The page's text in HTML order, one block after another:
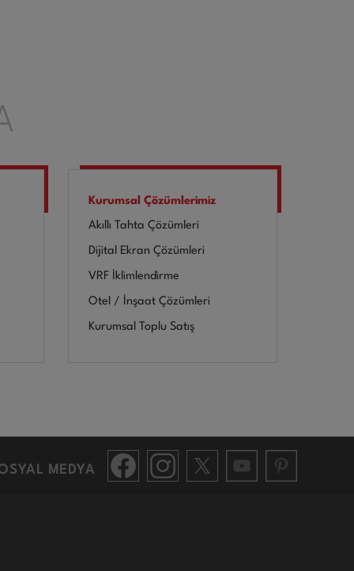
Kurumsal Çözümlerimiz
Akıllı Tahta Çözümleri
Dijital Ekran Çözümleri
VRF İklimlendirme
Otel / İnşaat Çözümleri
Kurumsal Toplu Satış
MEDYA